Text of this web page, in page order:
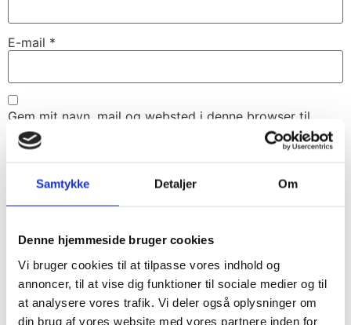
Samtykke Detaljer Om
Denne hjemmeside bruger cookies
Vi bruger cookies til at tilpasse vores indhold og
annoncer, til at vise dig funktioner til sociale medier og til
at analysere vores trafik. Vi deler også oplysninger om
din brug af vores website med vores partnere inden for
E-mail *
Gem mit navn, mail og websted i denne browser til
næste gang jeg kommenterer.